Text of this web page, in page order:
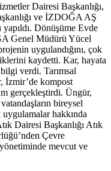
Dairesi Başkanlığı,
ve İZDOĞA AŞ
Dönüşüme Evde
Genel Müdürü Yücel
uygulandığını, çok
kaydetti. Kar, hayata
verdi. Tarımsal
İzmir’de kompost
gerçekleştirdi. Üngür,
bireysel
hakkında
Dairesi Başkanlığı Atık
Çevre
mevcut ve